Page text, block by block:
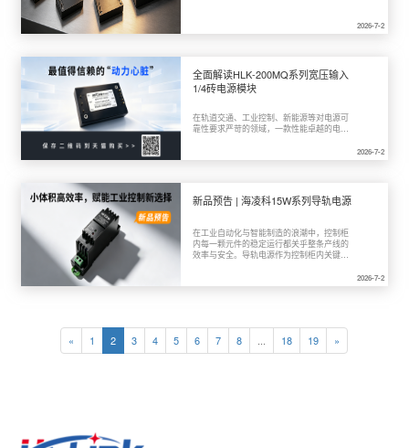
2026-7-2
全面解读HLK-200MQ系列宽压输入
1/4砖电源模块
在轨道交通、工业控制、新能源等对电源可
靠性要求严苛的领域，一款性能卓越的电源
1/4砖电源模块系列——HLK-200MQ系
准）、24VDC（工业标准）和
540VDC（高压母线）三大输入电压平台，
决方案”。
2026-7-2
新品预告 | 海凌科15W系列导轨电源
在工业自动化与智能制造的浪潮中，控制柜
内每一颗元件的稳定运行都关乎整条产线的
效率与安全。导轨电源作为控制柜内关键的
球导轨电源市场规模持续扩大，市场对高性
20B24PR2） ，以小巧体积、高效节能和
多重保护等特性，为工业控制与自动化设备
提供理想的供电解决方案。
2026-7-2
« 1 2 3 4 5 6 7 8 18 19 »